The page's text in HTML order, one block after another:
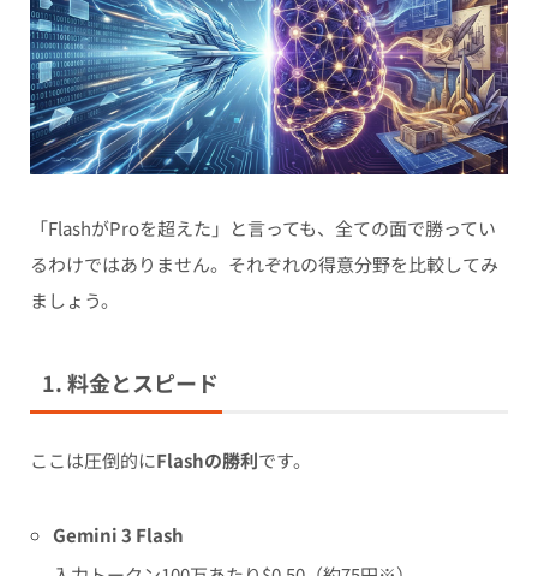
「FlashがProを超えた」と言っても、全ての面で勝ってい
るわけではありません。それぞれの得意分野を比較してみ
ましょう。
1. 料金とスピード
ここは圧倒的にFlashの勝利です。
Gemini 3 Flash